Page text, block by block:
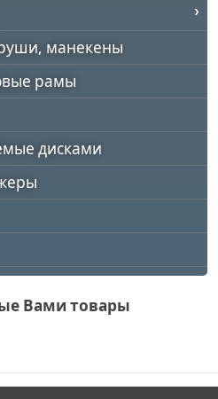
манекены
рамы
дисками
Вами товары